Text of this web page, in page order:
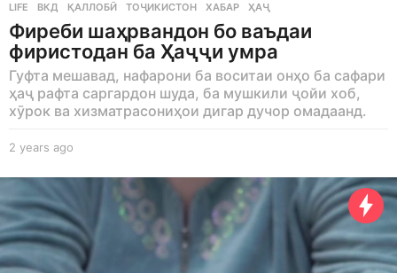
LIFE ВКД ,ҚАЛЛОБӢ ,ТОҶИКИСТОН ,ХАБАР ,ҲАҶ
Фиреби шаҳрвандон бо ваъдаи
фиристодан ба Ҳаҷҷи умра
Гуфта мешавад, нафарони ба воситаи онҳо ба сафари
ҳаҷ рафта саргардон шуда, ба мушкили ҷойи хоб,
хӯрок ва хизматрасониҳои дигар дучор омадаанд.
2 years ago
e
r
s
a
g